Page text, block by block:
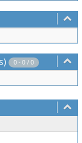
0 - 0 / 0